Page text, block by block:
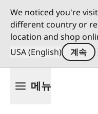
We noticed you're
different country or
location and shop
USA (English)
계속
메뉴